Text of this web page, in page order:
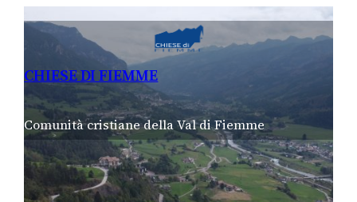
CHIESE DI FIEMME
Comunità cristiane della Val di Fiemme